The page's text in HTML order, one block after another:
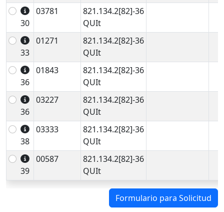
30
03781
821.134.2[82]-36
QUIt
33
01271
821.134.2[82]-36
QUIt
36
01843
821.134.2[82]-36
QUIt
36
03227
821.134.2[82]-36
QUIt
38
03333
821.134.2[82]-36
QUIt
39
00587
821.134.2[82]-36
QUIt
Formulario para Solicitud